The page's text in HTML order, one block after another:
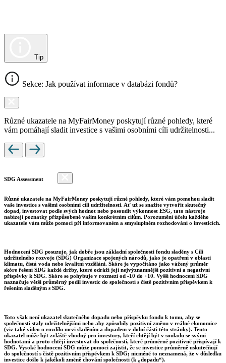
Tip
Sekce: Jak používat informace v databázi fondů?
Různé ukazatele na MyFairMoney poskytují různé pohledy, které
vám pomáhají sladit investice s vašimi osobními cíli udržitelnosti...
SDG Assessment
Různé ukazatele na MyFairMoney poskytují různé pohledy, které vám pomohou sladit
vaše investice s vašimi osobními cíli udržitelnosti. Ať už se snažíte vytvořit skutečný
dopad, investovat podle svých hodnot nebo posoudit výkonnost ESG, tato nástroje
nabízejí poznatky přizpůsobené vašim konkrétním cílům. Porozumění účelu každého
ukazatele vám může pomoci při informovaném a smysluplném rozhodování o investicích.
Hodnocení SDG posuzuje, jak dobře jsou základní společnosti fondu sladěny s Cíli
udržitelného rozvoje (SDG) Organizace spojených národů, jako je opatření v oblasti
klimatu, čistá voda nebo kvalitní vzdělání. Skóre je vypočítáno jako vážený průměr
skóre řešení SDG každé držby, které odráží její nejvýznamnější pozitivní a negativní
příspěvky k SDG. Skóre se pohybuje v rozmezí od -10 do +10. Vyšší hodnocení SDG
naznačuje větší průměrný podíl investic do společností s čistě pozitivním příspěvkem k
řešením sladěným s SDG.
Toto však není ukazatel skutečného dopadu nebo příspěvku fondu k tomu, aby se
společnosti staly udržitelnějšími nebo aby způsobily pozitivní změnu v reálné ekonomice
(viz také video o rozdílu mezi sladěním a dopadem v dolní části této stránky). Tento
ukazatel může být zvláště vhodný pro investory, kteří chtějí být v souladu se svými
hodnotami a proto chtějí investovat do společností, které průměrně pozitivně přispívají k
SDG. Vysoké hodnocení SDG může pomoci zajistit, že se investice průměrně uskutečňují
do společností s čistě pozitivním příspěvkem k SDG; nicméně to neznamená, že v důsledku
investice došlo k jakékoli změně chování společnosti (k „dopadu“).